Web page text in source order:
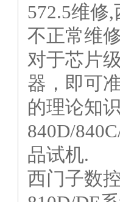
572.5维修
不正常维
对于芯片
器，即可
的理论知
840D/
品试机.
西门子数